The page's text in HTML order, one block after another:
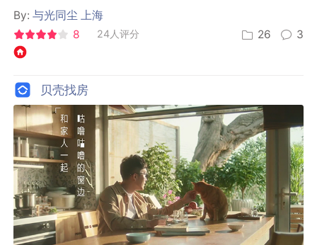
By:与光同尘 上海
8
24人评分 26 3
贝壳找房